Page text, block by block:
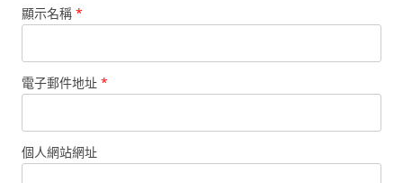
顯示名稱 *
電子郵件地址 *
個人網站網址